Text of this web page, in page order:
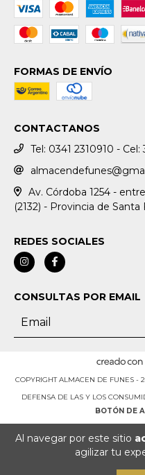
Al navegar por este sitio
agilizar tu
FORMAS DE ENVÍO
CONTACTANOS
Tel: 0341 2310910 -
Av. Córdoba 1254 -
(2132) - Provincia de
REDES SOCIALES
CONSULTAS POR EMAIL
COPYRIGHT ALMACEN DE FUNES -
DEFENSA DE LAS Y LOS
BOTÓN DE